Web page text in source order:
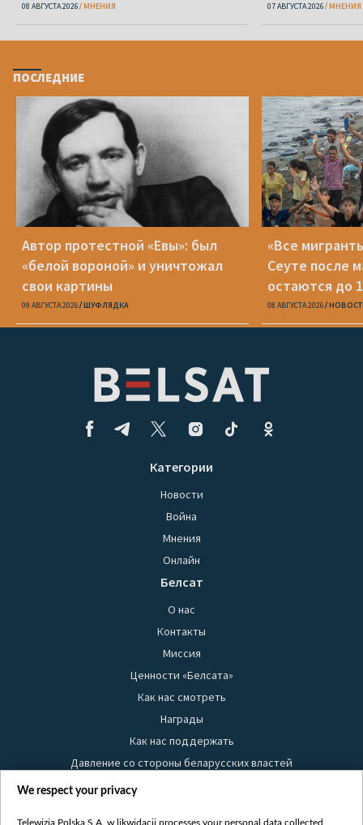
08 АВГУСТА 2026 МНЕНИЯ 07 АВГУСТА 2026 МНЕНИЯ
ПОСЛЕДНИЕ
Автор протестной «Евы»: был
«белой вороной» и уничтожал
свои картины
09 АВГУСТА 2026 ШУФЛЯДКА
«Все
Сеуте после
остаются до
08 АВГУСТА 2026
Категории
Новости
Война
Мнения
Онлайн
Белсат
О нас
Контакты
Миссия
Ценности «Белсата»
Как нас смотреть
Награды
Как нас поддержать
Давление со стороны беларусских властей
Правила использования материалов
We respect your privacy
Telewizja Polska S.A. w likwidacji processes your personal data collected